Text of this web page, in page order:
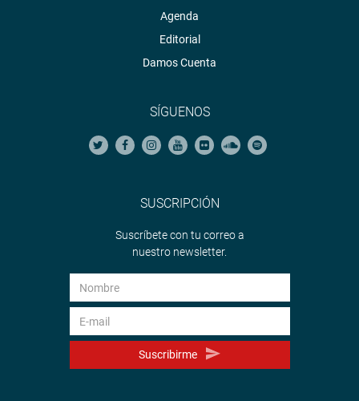
Agenda
Editorial
Damos Cuenta
SÍGUENOS
SUSCRIPCIÓN
Suscríbete con tu correo a
nuestro newsletter.
Suscribirme